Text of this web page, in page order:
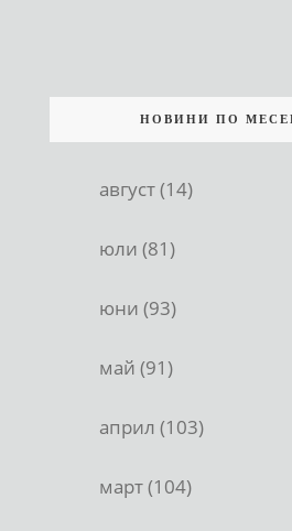
НОВИНИ ПО
август (14)
юли (81)
юни (93)
май (91)
април (103)
март (104)